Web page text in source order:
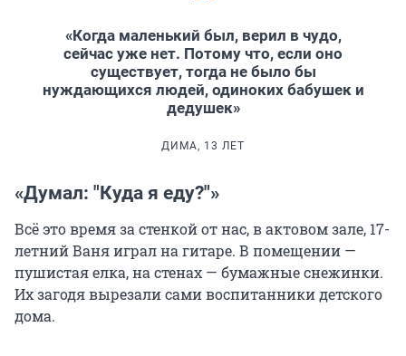
«Когда маленький был, верил в чудо,
сейчас уже нет. Потому что, если оно
существует, тогда не было бы
нуждающихся людей, одиноких бабушек и
дедушек»
ДИМА, 13 ЛЕТ
«Думал: "Куда я еду?"»
Всё это время за стенкой от нас, в актовом зале, 17-
летний Ваня играл на гитаре. В помещении —
пушистая елка, на стенах — бумажные снежинки.
Их загодя вырезали сами воспитанники детского
дома.